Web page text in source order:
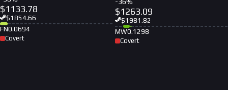
$1133.78
$1854.66
FN0.0694
Covert
$1263.09
$1981.82
MW0.1298
Covert